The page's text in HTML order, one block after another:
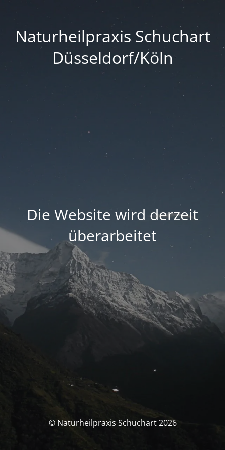
Naturheilpraxis Schuchart
Düsseldorf/Köln
Die Website wird derzeit
überarbeitet
© Naturheilpraxis Schuchart 2026